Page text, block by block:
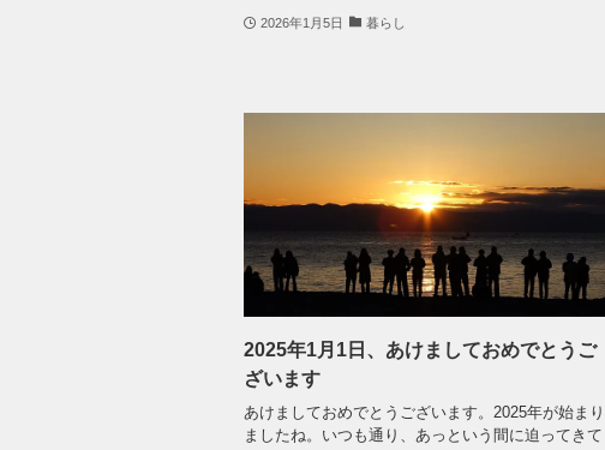
2026年1月5日 暮らし
2025年1月1日、あけましておめでとうご
ざいます
あけましておめでとうございます。2025年が始まり
ましたね。いつも通り、あっという間に迫ってきて